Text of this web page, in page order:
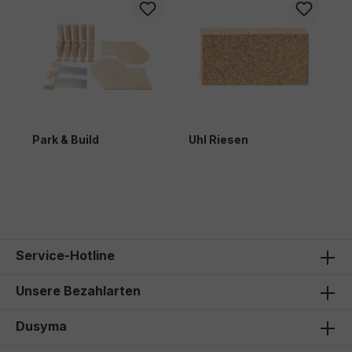
Park & Build Uhl Riesen
Service-Hotline
Unsere Bezahlarten
Dusyma